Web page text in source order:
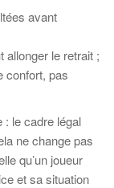
avant
allonger le retrait ;
confort, pas
: le cadre légal
ne change pas
qu’un joueur
et sa situation